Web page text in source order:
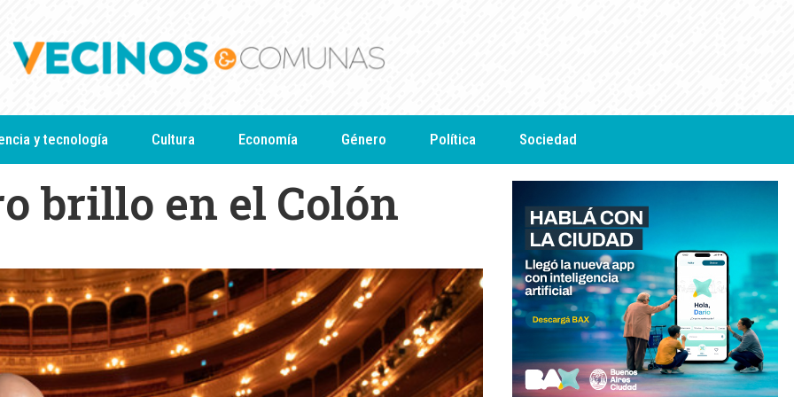
y tecnología Cultura Economía Género Política Sociedad
brillo en el Colón